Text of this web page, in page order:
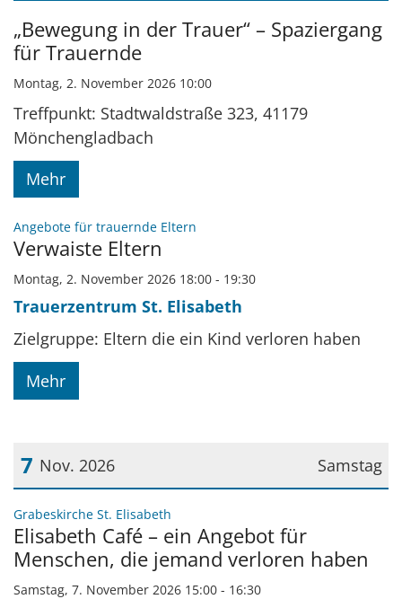
Datum: 2. November 2026
„Bewegung in der Trauer“ – Spaziergang
für Trauernde
Montag, 2. November 2026 10:00
Treffpunkt: Stadtwaldstraße 323, 41179
Mönchengladbach
Mehr
Angebote für trauernde Eltern
Verwaiste Eltern
Montag, 2. November 2026 18:00 - 19:30
Trauerzentrum St. Elisabeth
Zielgruppe: Eltern die ein Kind verloren haben
Mehr
Samstag
7 Nov. 2026
Datum: 7. November 2026
Grabeskirche St. Elisabeth
Elisabeth Café – ein Angebot für
Menschen, die jemand verloren haben
Samstag, 7. November 2026 15:00 - 16:30